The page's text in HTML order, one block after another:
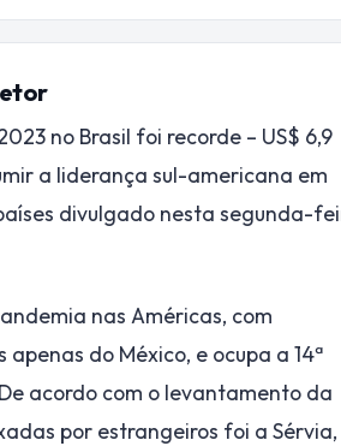
no Brasil foi recorde – US$ 6,9
a liderança sul-americana em
divulgado nesta segunda-
nas Américas, com
do México, e ocupa a 14ª
acordo com o levantamento da
por estrangeiros foi a Sérvia,